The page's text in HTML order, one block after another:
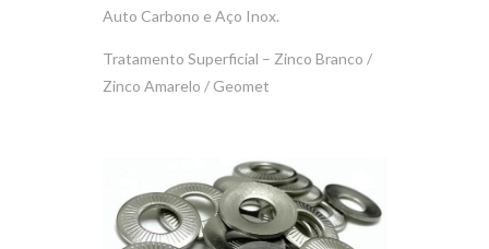
Auto Carbono e Aço Inox.
Tratamento Superficial – Zinco Branco /
Zinco Amarelo / Geomet